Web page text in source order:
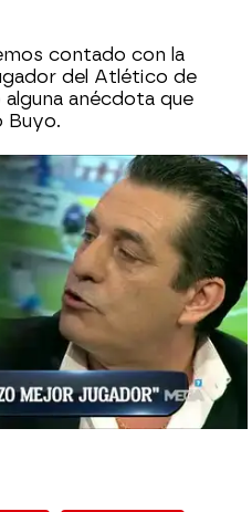
contado con la
del Atlético de
anécdota que
Buyo.
2018, 22:53